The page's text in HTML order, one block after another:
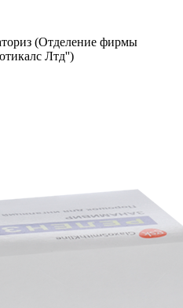
(Отделение фирмы
Лтд'')